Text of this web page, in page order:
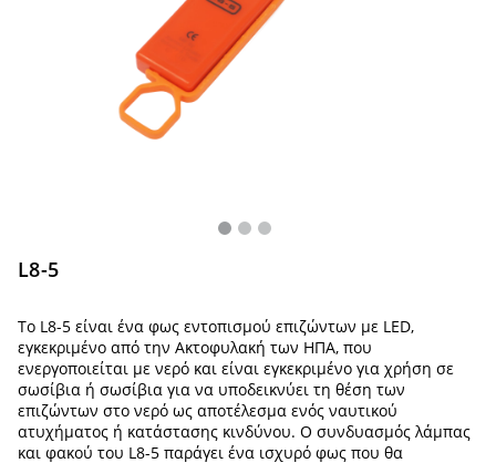
L8-5
Το L8-5 είναι ένα φως εντοπισμού επιζώντων με LED,
εγκεκριμένο από την Ακτοφυλακή των ΗΠΑ, που
ενεργοποιείται με νερό και είναι εγκεκριμένο για χρήση σε
σωσίβια ή σωσίβια για να υποδεικνύει τη θέση των
επιζώντων στο νερό ως αποτέλεσμα ενός ναυτικού
ατυχήματος ή κατάστασης κινδύνου. Ο συνδυασμός λάμπας
και φακού του L8-5 παράγει ένα ισχυρό φως που θα